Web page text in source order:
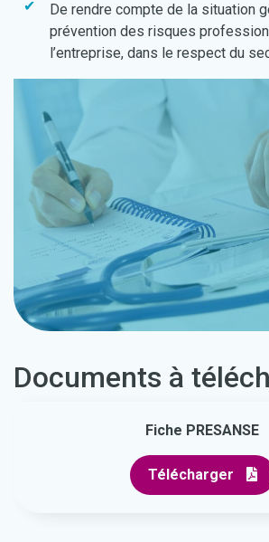
De rendre compte de la situation
prévention des risques
l’entreprise, dans le respect du
Documents à
Fiche PRESANSE
Télécharger